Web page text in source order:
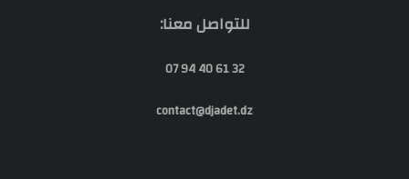
للتواصل معنا:
32 61 40 94 07
contact@djadet.dz